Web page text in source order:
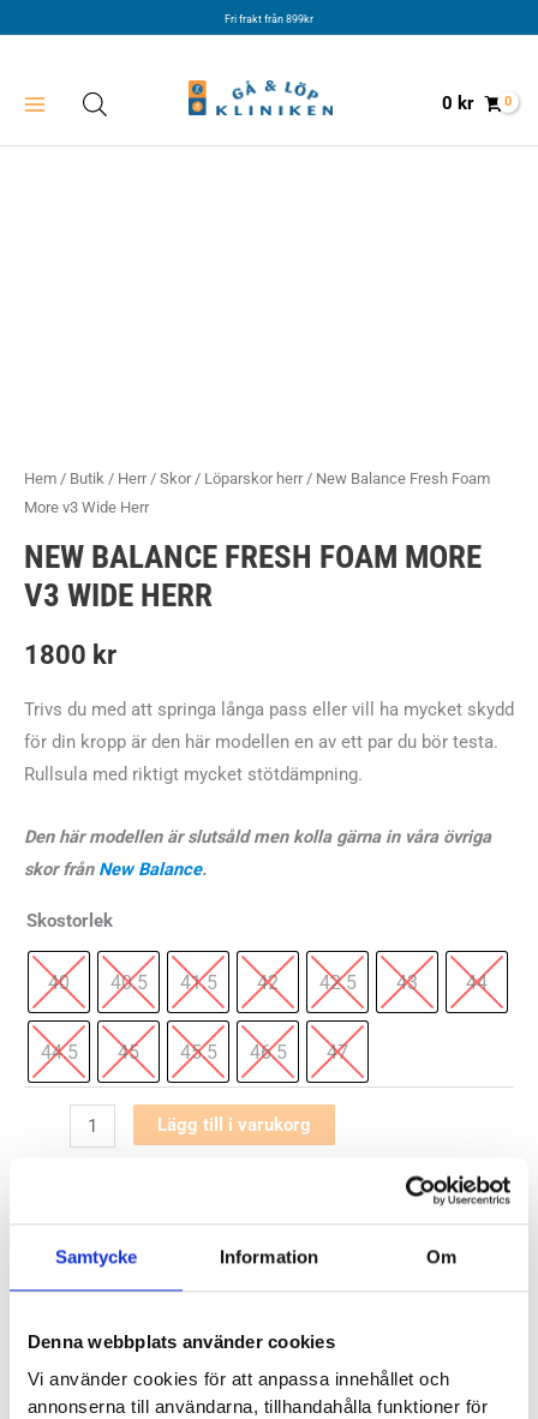
Samtycke Information Om
Denna webbplats använder cookies
Vi använder cookies för att anpassa innehållet och
annonserna till användarna, tillhandahålla funktioner för
Fri frakt från 899kr
0 kr
Hem / Butik / Herr/ Skor/ Löparskor herr/ New Balance Fresh Foam
More v3 Wide Herr
NEW BALANCE FRESH FOAM MORE
V3 WIDE HERR
1800 kr
Trivs du med att springa långa pass eller vill ha mycket skydd
för din kropp är den här modellen en av ett par du bör testa.
Rullsula med riktigt mycket stötdämpning.
Den här modellen är slutsåld men kolla gärna in våra övriga
skor från New Balance.
Skostorlek
40 40.5 41.5 42 42.5 43 44
44.5 45 45.5 46.5 47
Balance
More
Herr
mängd
Lägg till i varukorg
Fri frakt från 899 kr
Artikelnr:6158 Kategori:Löparskor herr